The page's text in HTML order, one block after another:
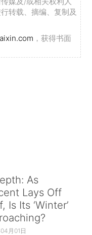
转载、摘编、复制及
，获得书面
As
Lays Off
Is Its ‘Winter’
月01日